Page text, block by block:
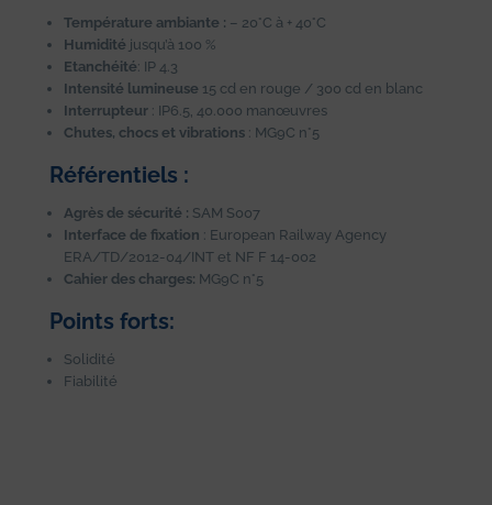
Température ambiante : – 20°C à + 40°C
Humidité jusqu’à 100 %
Etanchéité: IP 4.3
Intensité lumineuse 15 cd en rouge / 300 cd en blanc
Interrupteur : IP6.5, 40.000 manœuvres
Chutes, chocs et vibrations : MG9C n°5
Référentiels :
Agrès de sécurité : SAM S007
Interface de fixation : European Railway Agency
ERA/TD/2012-04/INT et NF F 14-002
Cahier des charges: MG9C n°5
Points forts:
Solidité
Fiabilité